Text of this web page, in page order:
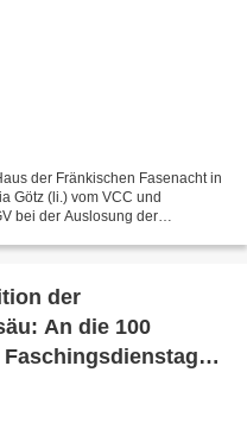
der Fränkischen Fasenacht in
Götz (li.) vom VCC und
bei der Auslosung der
der
An die 100